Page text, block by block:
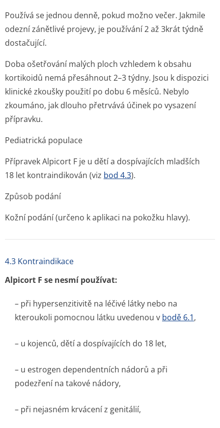
Používá se jednou denně, pokud možno večer. Jakmile
odezní zánětlivé projevy, je používání 2 až 3krát týdně
dostačující.
Doba ošetřování malých ploch vzhledem k obsahu
kortikoidů nemá přesáhnout 2–3 týdny. Jsou k dispozici
klinické zkoušky použití po dobu 6 měsíců. Nebylo
zkoumáno, jak dlouho přetrvává účinek po vysazení
přípravku.
Pediatrická populace
Přípravek Alpicort F je u dětí a dospívajících mladších
18 let kontraindikován (viz bod 4.3).
Způsob podání
Kožní podání (určeno k aplikaci na pokožku hlavy).
4.3 Kontraindikace
Alpicort F se nesmí používat:
– při hypersenzitivitě na léčivé látky nebo na
kteroukoli pomocnou látku uvedenou v bodě 6.1,
– u kojenců, dětí a dospívajících do 18 let,
– u estrogen dependentních nádorů a při
podezření na takové nádory,
– při nejasném krvácení z genitálií,